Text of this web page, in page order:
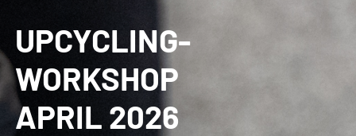
UPCYCLING-
WORKSHOP
APRIL 2026